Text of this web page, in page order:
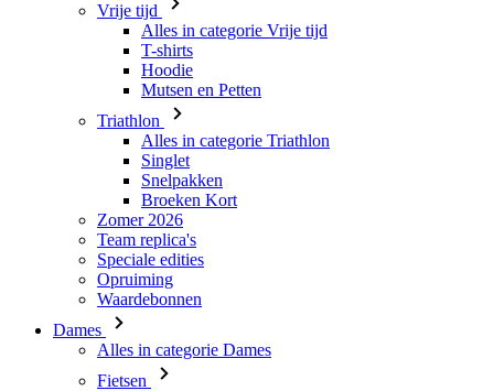
Vrije tijd
Alles in categorie Vrije tijd
T-shirts
Hoodie
Mutsen en Petten
Triathlon
Alles in categorie Triathlon
Singlet
Snelpakken
Broeken Kort
Zomer 2026
Team replica's
Speciale edities
Opruiming
Waardebonnen
Dames
Alles in categorie Dames
Fietsen